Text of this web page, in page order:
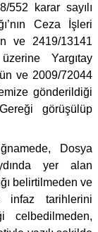
552 karar sayılı
Ceza İşleri
ve 2419/13141
Yargıtay
ve 2009/72044
gönderildiği
görüşülüp
Dosya
yer alan
belirtilmeden ve
infaz tarihlerini
celbedilmeden,